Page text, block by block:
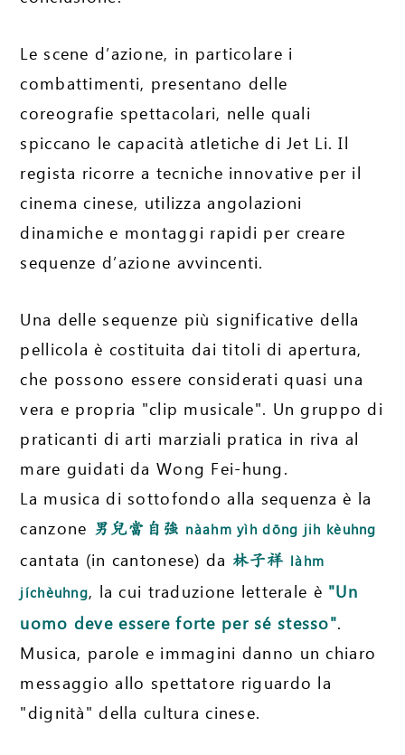
Le scene d’azione, in particolare i
combattimenti, presentano delle
coreografie spettacolari, nelle quali
spiccano le capacità atletiche di Jet Li. Il
regista ricorre a tecniche innovative per il
cinema cinese, utilizza angolazioni
dinamiche e montaggi rapidi per creare
sequenze d’azione avvincenti.
Una delle sequenze più significative della
pellicola è costituita dai titoli di apertura,
che possono essere considerati quasi una
vera e propria "clip musicale". Un gruppo di
praticanti di arti marziali pratica in riva al
mare guidati da Wong Fei-hung.
La musica di sottofondo alla sequenza è la
canzone 男兒當自強 nàahm yìh dōng jih kèuhng
cantata (in cantonese) da 林子祥 làhm
jíchèuhng, la cui traduzione letterale è "Un
uomo deve essere forte per sé stesso".
Musica, parole e immagini danno un chiaro
messaggio allo spettatore riguardo la
"dignità" della cultura cinese.